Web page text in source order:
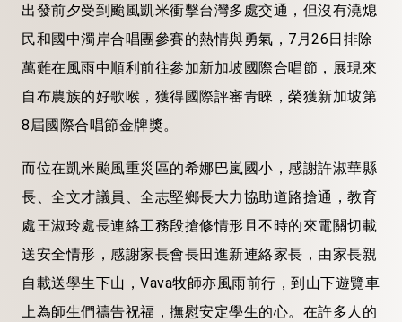
出發前夕受到颱風凱米衝擊台灣多處交通，但沒有澆熄
民和國中濁岸合唱團參賽的熱情與勇氣，7月26日排除
萬難在風雨中順利前往參加新加坡國際合唱節，展現來
自布農族的好歌喉，獲得國際評審青睞，榮獲新加坡第
8屆國際合唱節金牌獎。
而位在凱米颱風重災區的希娜巴嵐國小，感謝許淑華縣
長、全文才議員、全志堅鄉長大力協助道路搶通，教育
處王淑玲處長連絡工務段搶修情形且不時的來電關切載
送安全情形，感謝家長會長田進新連絡家長，由家長親
自載送學生下山，Vava牧師亦風雨前行，到山下遊覽車
上為師生們禱告祝福，撫慰安定學生的心。在許多人的